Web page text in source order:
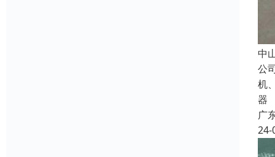
中
公
机
器
广
24-